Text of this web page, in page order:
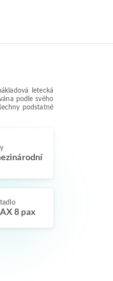
letecká
podle svého
podstatné
8 pax